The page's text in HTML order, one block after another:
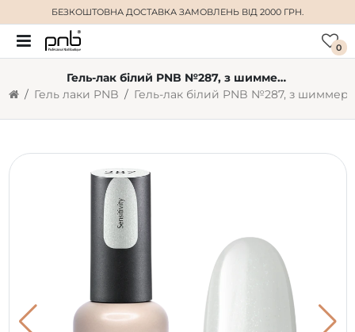
БЕЗКОШТОВНА ДОСТАВКА ЗАМОВЛЕНЬ ВІД 2000 ГРН.
0
Гель-лак білий PNB №287, з шиммером (8 мл)
Гель лаки PNB